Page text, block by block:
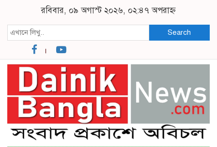
রবিবার, ০৯ অগাস্ট ২০২৬, ০২:৪৭ অপরাহ্ন
Search